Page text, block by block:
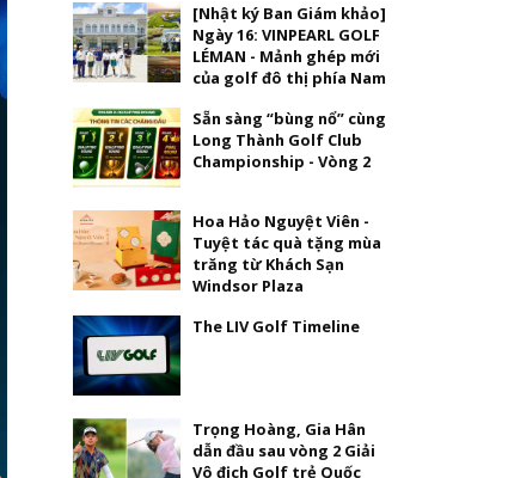
[Nhật ký Ban Giám khảo]
Ngày 16: VINPEARL GOLF
LÉMAN - Mảnh ghép mới
của golf đô thị phía Nam
Sẵn sàng “bùng nổ” cùng
Long Thành Golf Club
Championship - Vòng 2
Hoa Hảo Nguyệt Viên -
Tuyệt tác quà tặng mùa
trăng từ Khách Sạn
Windsor Plaza
The LIV Golf Timeline
Trọng Hoàng, Gia Hân
dẫn đầu sau vòng 2 Giải
Vô địch Golf trẻ Quốc